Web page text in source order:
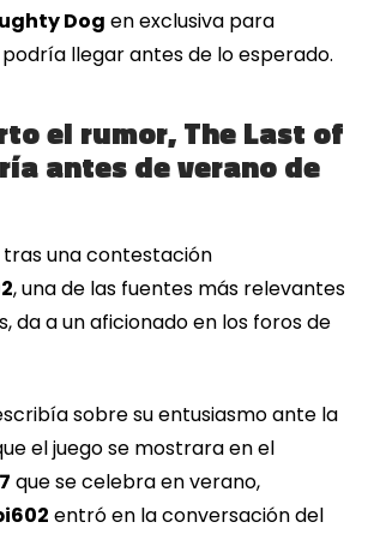
Dog en exclusiva para
podría llegar antes de lo esperado.
el rumor, The Last of
antes de verano de
tras una contestación
, una de las fuentes más relevantes
da a un aficionado en los foros de
sobre su entusiasmo ante la
el juego se mostrara en el
que se celebra en verano,
entró en la conversación del